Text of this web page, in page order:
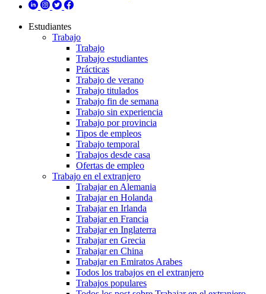
Estudiantes
Trabajo
Trabajo
Trabajo estudiantes
Prácticas
Trabajo de verano
Trabajo titulados
Trabajo fin de semana
Trabajo sin experiencia
Trabajo por provincia
Tipos de empleos
Trabajo temporal
Trabajos desde casa
Ofertas de empleo
Trabajo en el extranjero
Trabajar en Alemania
Trabajar en Holanda
Trabajar en Irlanda
Trabajar en Francia
Trabajar en Inglaterra
Trabajar en Grecia
Trabajar en China
Trabajar en Emiratos Arabes
Todos los trabajos en el extranjero
Trabajos populares